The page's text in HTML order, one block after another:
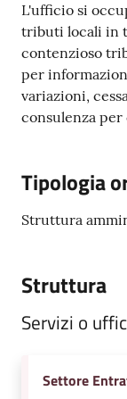
o
r
i
o
o
n
i
n
e
gli
Seguici
L'ufficio si
tributi locali in
contenzioso
per
variazioni,
consulenza
Tipologia
Struttura
Struttura
Servizi o
Settore